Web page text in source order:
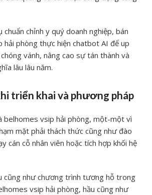
chuẩn chỉnh y quý doanh nghiệp, bán
hải phòng thực hiện chatbot AI để up
vánh, nâng cao sự tán thành và
lâu lâu năm.
triển khai và phương pháp
belhomes vsip hải phòng, một-một vì
mặt phải thách thức cũng như đào
cán cỗ nhân viên hoặc tích hợp khối hệ
cũng như chương trình tương hỗ trong
vsip hải phòng, hầu cũng như